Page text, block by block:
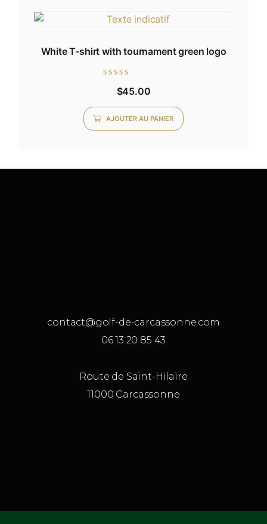
White T-shirt with tournament green logo
Note
sur
$45.00
AJOUTER AU PANIER
contact@golf-de-carcassonne.com
06 13 20 85 43
Route de Saint-Hilaire
11000 Carcassonne